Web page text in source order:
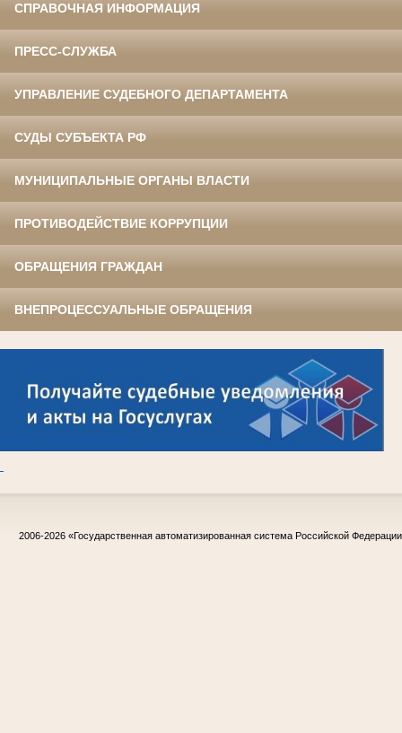
СПРАВОЧНАЯ ИНФОРМАЦИЯ
ПРЕСС-СЛУЖБА
УПРАВЛЕНИЕ СУДЕБНОГО ДЕПАРТАМЕНТА
СУДЫ СУБЪЕКТА РФ
МУНИЦИПАЛЬНЫЕ ОРГАНЫ ВЛАСТИ
ПРОТИВОДЕЙСТВИЕ КОРРУПЦИИ
ОБРАЩЕНИЯ ГРАЖДАН
ВНЕПРОЦЕССУАЛЬНЫЕ ОБРАЩЕНИЯ
2006-2026 «Государственная автоматизированная система Российской